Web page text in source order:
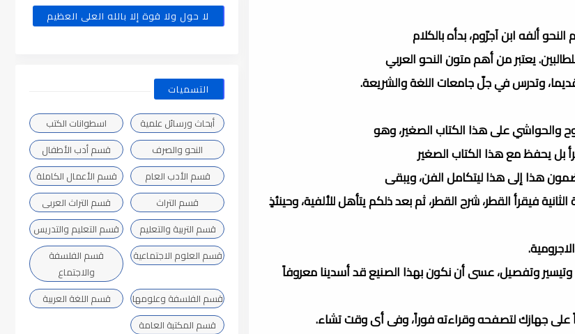
ألفه ابن آجرّوم، بدأه بالكلام
يعتبر من أهم متون النحو العربي
وتدرس في جلّ جامعات اللغة والشريعة.
والحواشي على هذا الكتاب الصغير، وهو
بل يحفظ مع هذا الكتاب الصغير
هذا إلى هذا ليتكامل الفن، ويبقى
فيقرأ القطر، شرح القطر، ثم بعد ذلكم يتأهل للألفية، وحينئذٍ
وتفصيل، عسى أن نكون بهذا الصنيع قد أسدينا معروفاً
على جهازك لتصفحه وقراءته فوراً، وفى أى وقت تشاء.
لا حول ولا قوة إلا بالله العلى العظيم
التسميات
أبحاث ورسائل علمية
اسطوانات الكتب
النحو والصرف
قسم أدب الأطفال
قسم الأدب العام
قسم الأعمال الكاملة
قسم التراث
قسم التراث العربى
قسم التربية والتعليم
قسم التعليم والتدريس
قسم العلوم الاجتماعية
قسم الفلسفة
والاجتماع
قسم الفلسفة وعلومها
قسم اللغة العربية
قسم المكتبة العامة